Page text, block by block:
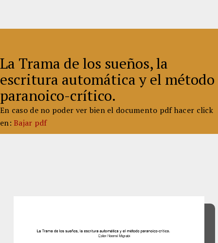
La Trama de los sueños, la
escritura automática y el método
paranoico-crítico.
En caso de no poder ver bien el documento pdf hacer click
en:Bajar pdf